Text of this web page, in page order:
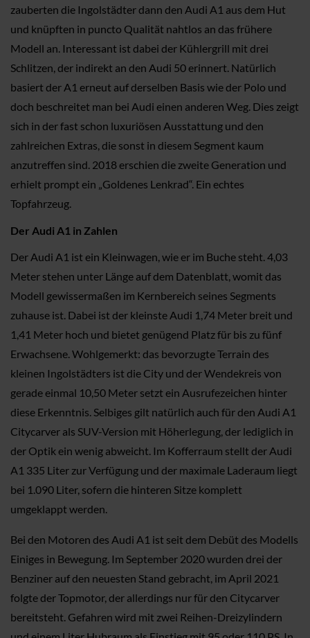
zauberten die Ingolstädter dann den Audi A1 aus dem Hut
und knüpften in puncto Qualität nahtlos an das frühere
Modell an. Interessant ist dabei der Kühlergrill mit drei
Schlitzen, der indirekt an den Audi 50 erinnert. Natürlich
basiert der A1 erneut auf derselben Basis wie der Polo und
doch beschreitet man bei Audi einen anderen Weg. Dies zeigt
sich in der fast schon luxuriösen Ausstattung und den
zahlreichen Extras, die sonst in diesem Segment kaum
anzutreffen sind. 2018 erschien die zweite Generation und
erhielt prompt ein „Goldenes Lenkrad“. Ein echtes
Topfahrzeug.
Der Audi A1 in Zahlen
Der Audi A1 ist ein Kleinwagen, wie er im Buche steht. 4,03
Meter stehen unter Länge auf dem Datenblatt, womit das
Modell gewissermaßen im Kernbereich seines Segments
zuhause ist. Dabei ist der kleinste Audi 1,74 Meter breit und
1,41 Meter hoch und bietet genügend Platz für bis zu fünf
Erwachsene. Wohlgemerkt: das bevorzugte Terrain des
kleinen Ingolstädters ist die City und der Wendekreis von
gerade einmal 10,50 Meter setzt ein Ausrufezeichen hinter
diese Erkenntnis. Selbiges gilt natürlich auch für den Audi A1
Citycarver als SUV-Version mit Höherlegung, der lediglich in
der Optik ein wenig abweicht. Im Kofferraum stellt der Audi
A1 335 Liter zur Verfügung und der maximale Laderaum liegt
bei 1.090 Liter, sofern die hinteren Sitze komplett
umgeklappt werden.
Bei den Motoren des Audi A1 ist seit dem Debüt des Modells
Einiges in Bewegung. Im September 2020 wurden drei der
Benziner auf den neuesten Stand gebracht, im April 2021
folgte der Topmotor, der allerdings nur für den Citycarver
bereitsteht. Gefahren wird mit zwei Reihen-Dreizylindern